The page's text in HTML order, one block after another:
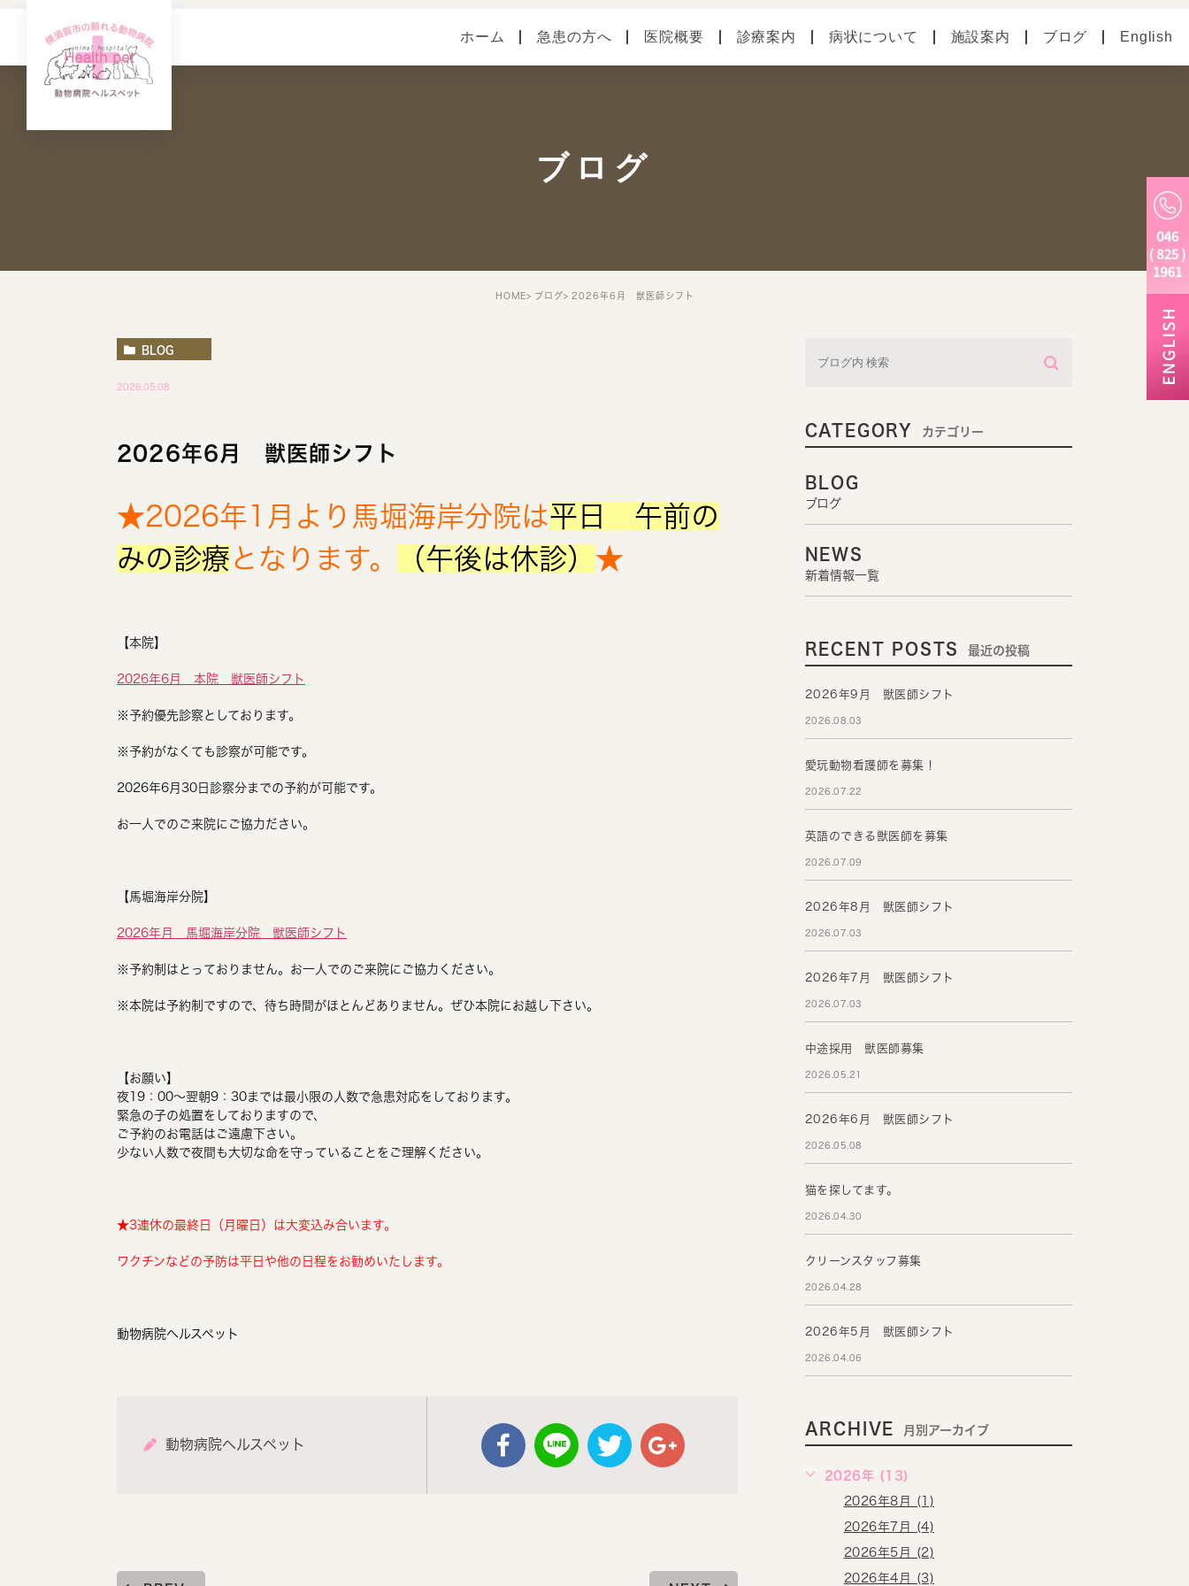
ホーム 急患の方へ 医院概要
本院（横須賀中央）
院内・設備システム
診療案内 病状について 施設案内 ブログ English
ブログ
HOME ブログ 2026年6月 獣医師シフト
BLOG
2026.05.08
2026年6月 獣医師シフト
★2026年1月より馬堀海岸分院は平日 午前の
みの診療となります。 （午後は休診） ★
【本院】
2026年6月 本院 獣医師シフト
※予約優先診察としております。
※予約がなくても診察が可能です。
2026年6月30日診察分までの予約が可能です。
お一人でのご来院にご協力ださい。
【馬堀海岸分院】
2026年月 馬堀海岸分院 獣医師シフト
※予約制はとっておりません。お一人でのご来院にご協力ください。
※本院は予約制ですので、待ち時間がほとんどありません。ぜひ本院にお越し下さい。
【お願い】
夜19：00～翌朝9：30までは最小限の人数で急患対応をしております。
緊急の子の処置をしておりますので、
ご予約のお電話はご遠慮下さい。
少ない人数で夜間も大切な命を守っていることをご理解ください。
★3連休の最終日（月曜日）は大変込み合います。
ワクチンなどの予防は平日や他の日程をお勧めいたします。
動物病院ヘルスペット
動物病院ヘルスペット
CATEGORY カテゴリー
BLOG
ブログ
NEWS
新着情報一覧
RECENT POSTS 最近の投稿
2026年9月 獣医師シフト
2026.08.03
愛玩動物看護師を募集！
2026.07.22
英語のできる獣医師を募集
2026.07.09
2026年8月 獣医師シフト
2026.07.03
2026年7月 獣医師シフト
2026.07.03
中途採用 獣医師募集
2026.05.21
2026年6月 獣医師シフト
2026.05.08
猫を探してます。
2026.04.30
クリーンスタッフ募集
2026.04.28
2026年5月 獣医師シフト
2026.04.06
ARCHIVE 月別アーカイブ
2026年 (13)
2026年8月 (1)
2026年7月 (4)
2026年5月 (2)
2026年4月 (3)